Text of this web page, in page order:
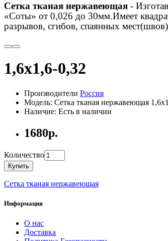
Сетка тканая нержавеющая -
«Соты» от 0,026 до 30мм.Имеет
разрывов, сгибов, спаянных
1,6х1,6-0,32
Производители Россия
Модель: Сетка тканая нержавеющая
Наличие: Есть в наличии
1680р.
Количество
Купить
Сетка тканая нержавеющая
Информация
О нас
Доставка